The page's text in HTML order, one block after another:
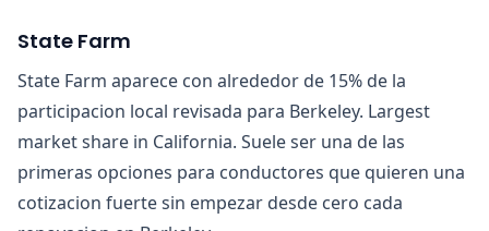
State Farm
State Farm aparece con alrededor de 15% de la
participacion local revisada para Berkeley. Largest
market share in California. Suele ser una de las
primeras opciones para conductores que quieren una
cotizacion fuerte sin empezar desde cero cada